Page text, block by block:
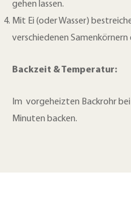
gehen lassen.
Mit Ei (oder Wasser)
verschiedenen Samenkörnern
Backzeit & Temperatur:
Im vorgeheizten Backrohr
Minuten backen.